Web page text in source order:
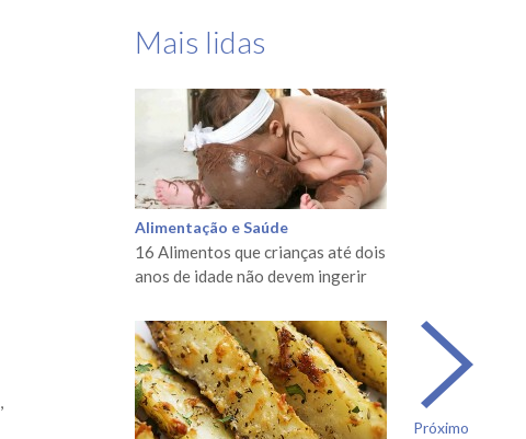
Próximo
,
Mais lidas
Alimentação e Saúde
16 Alimentos que crianças até dois
anos de idade não devem ingerir